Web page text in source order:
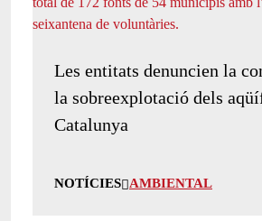
Les entitats denuncien la
la sobreexplotació dels
Catalunya
NOTÍCIES AMBIENTAL